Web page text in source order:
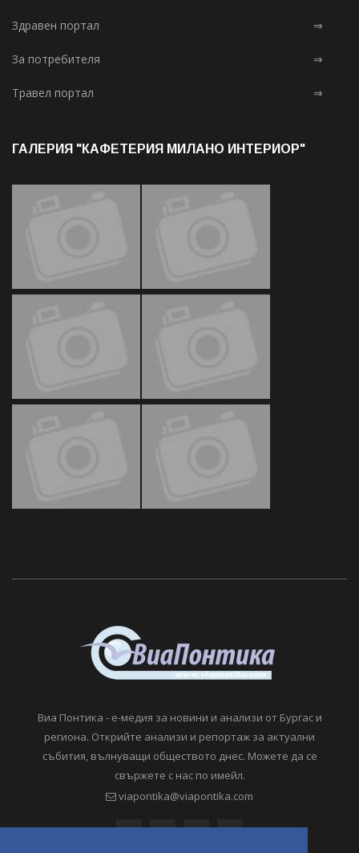
Здравен портал ⇒
За потребителя ⇒
Травел портал ⇒
ГАЛЕРИЯ "КАФЕТЕРИЯ МИЛАНО ИНТЕРИОР"
Виа Понтика - е-медия за новини и анализи от Бургас и
региона. Открийте анализи и репортаж за актуални
събития, вълнуващи обществото днес. Можете да се
свържете с нас по имейл.
viapontika@viapontika.com